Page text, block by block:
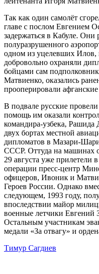
Так как один самолёт
главе с послом Евгением
задержаться в Кабуле. Они
полуразрушенного
одном из уцелевших Илов,
добровольно охраняли
бойцами сам
Матвиенко, оказались
прооперировали
В подвале русские
помощь им оказали
командира-узбека,
двух бортах местной
дипломатов в Мазари-
СССР. Оттуда на машинах
29 августа уже прилетели
операции пресс-центр
офицеров, Ивоник и
Героев России. Однако
следующем, 1993 году,
впоследствии майор
военные летчики
Остальным участникам
медали «За отвагу» и
Тимур Сагдиев